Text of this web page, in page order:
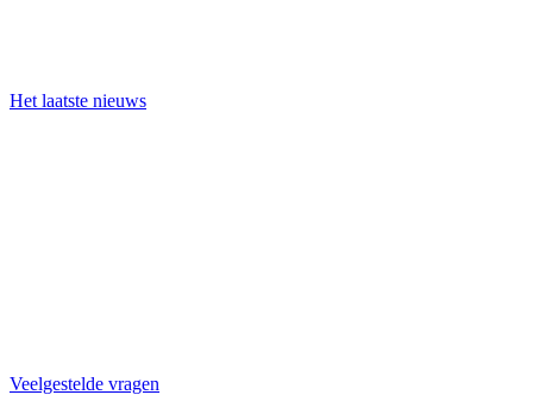
Het laatste nieuws
Veelgestelde vragen